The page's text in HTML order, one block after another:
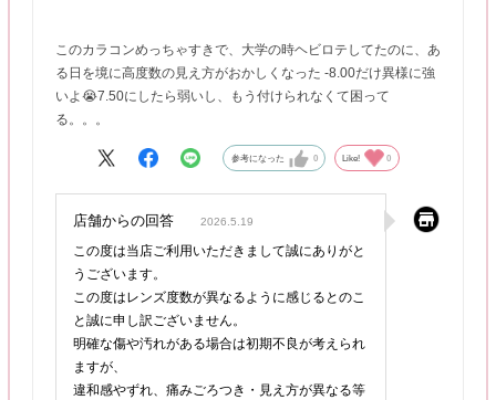
このカラコンめっちゃすきで、大学の時ヘビロテしてたのに、あ
る日を境に高度数の見え方がおかしくなった -8.00だけ異様に強
いよ😭7.50にしたら弱いし、もう付けられなくて困って
る。。。
参考になった 0 Like! 0
店舗からの回答 2026.5.19
この度は当店ご利用いただきまして誠にありがと
うございます。
この度はレンズ度数が異なるように感じるとのこ
と誠に申し訳ございません。
明確な傷や汚れがある場合は初期不良が考えられ
ますが、
違和感やずれ、痛みごろつき・見え方が異なる等